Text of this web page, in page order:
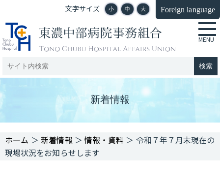
文字サイズ 小 中 大 Foreign language
新着情報
＞新着情報 ＞ 情報・資料 ＞ 令和７年７月末現在の
現場状況をお知らせします